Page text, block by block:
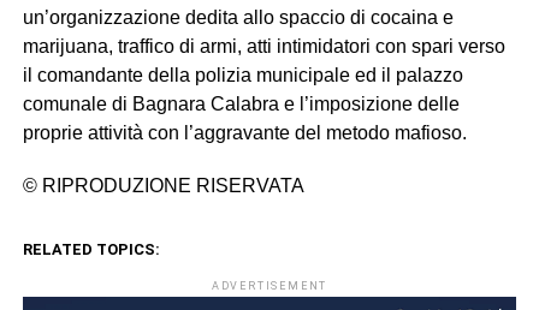
un’organizzazione dedita allo spaccio di cocaina e
marijuana, traffico di armi, atti intimidatori con spari verso
il comandante della polizia municipale ed il palazzo
comunale di Bagnara Calabra e l’imposizione delle
proprie attività con l’aggravante del metodo mafioso.
© RIPRODUZIONE RISERVATA
RELATED TOPICS:
ADVERTISEMENT